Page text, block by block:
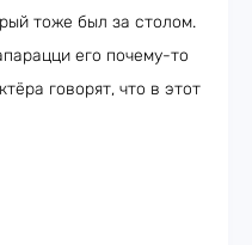
тоже был за столом.
его почему-то
говорят, что в этот